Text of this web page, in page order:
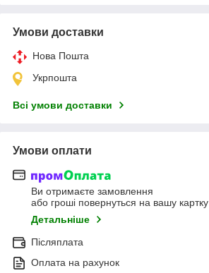
Умови доставки
Нова Пошта
Укрпошта
Всі умови доставки
Умови оплати
Ви отримаєте замовлення
або гроші повернуться на вашу картку
Детальніше
Післяплата
Оплата на рахунок